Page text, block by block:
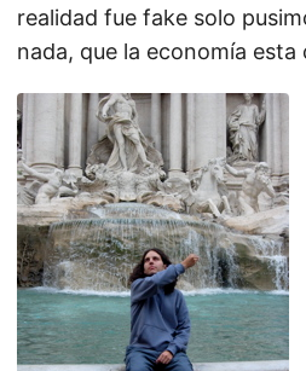
realidad fue fake solo
nada, que la economía esta